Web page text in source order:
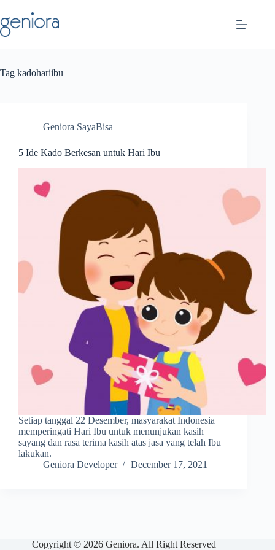
to
content
Tag kadohariibu
Geniora SayaBisa
5 Ide Kado Berkesan untuk Hari Ibu
Setiap tanggal 22 Desember, masyarakat Indonesia
memperingati Hari Ibu untuk menunjukan kasih
sayang dan rasa terima kasih atas jasa yang telah Ibu
lakukan.
Geniora Developer
December 17, 2021
Copyright © 2026 Geniora. All Right Reserved